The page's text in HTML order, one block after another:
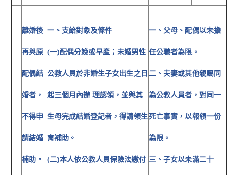
離婚後
再與原
配偶結
婚者，
不得申
請結婚
補助。
一、支給對象及條件
(一)配偶分娩或早產；未婚男性
公教人員於非婚生子女出生之日
起三個月內辦 理認領，並與其
生母完成結婚登記者，得請領生
育補助。
(二)本人依公教人員保險法繳付
一、父母、配偶以未擔
任公職者為限。
二、夫妻或其他親屬同
為公教人員者，對同一
死亡事實，以報領一份
為限。
三、子女以未滿二十